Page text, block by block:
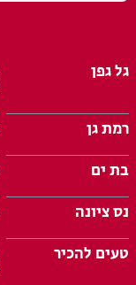
גל גפן
רמת גן
בת ים
נס ציונה
טעים להכיר